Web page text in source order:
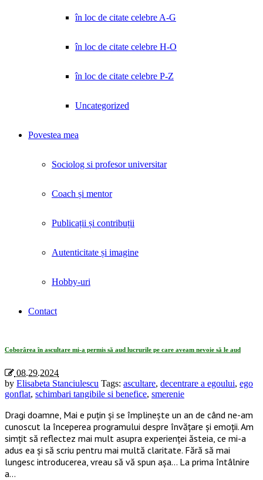
în loc de citate celebre A-G
în loc de citate celebre H-O
în loc de citate celebre P-Z
Uncategorized
Povestea mea
Sociolog si profesor universitar
Coach și mentor
Publicații și contribuții
Autenticitate și imagine
Hobby-uri
Contact
Coborârea în ascultare mi-a permis să aud lucrurile pe care aveam nevoie să le aud
08.29.2024
by Elisabeta Stanciulescu Tags: ascultare, decentrare a egoului, ego
gonflat, schimbari tangibile si benefice, smerenie
Dragi doamne, Mai e puțin și se împlinește un an de când ne-am
cunoscut la începerea programului despre învățare și emoții. Am
simțit să reflectez mai mult asupra experienței ăsteia, ce mi-a
adus ea și să scriu pentru mai multă claritate. Fără să mai
lungesc introducerea, vreau să vă spun așa… La prima întâlnire
a…